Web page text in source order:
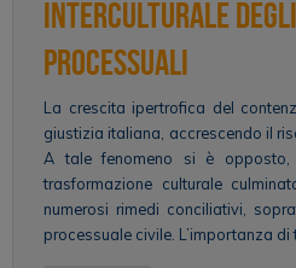
interculturale
processuali
La crescita ipertrofica del
giustizia italiana, accrescendo il
A tale fenomeno si è opposto,
trasformazione culturale
numerosi rimedi conciliativi,
processuale civile. L’importanza di